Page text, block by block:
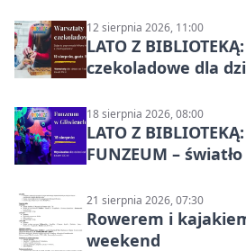
12 sierpnia 2026, 11:00
LATO Z
czekoladowe dla
18 sierpnia 2026, 08:00
LATO Z
FUNZEUM –
21 sierpnia 2026, 07:30
Rowerem i
weekend